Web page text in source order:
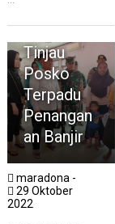
Gubernur
Tinjau
Posko
Terpadu
Penangan
an Banjir
maradona -
29 Oktober
2022